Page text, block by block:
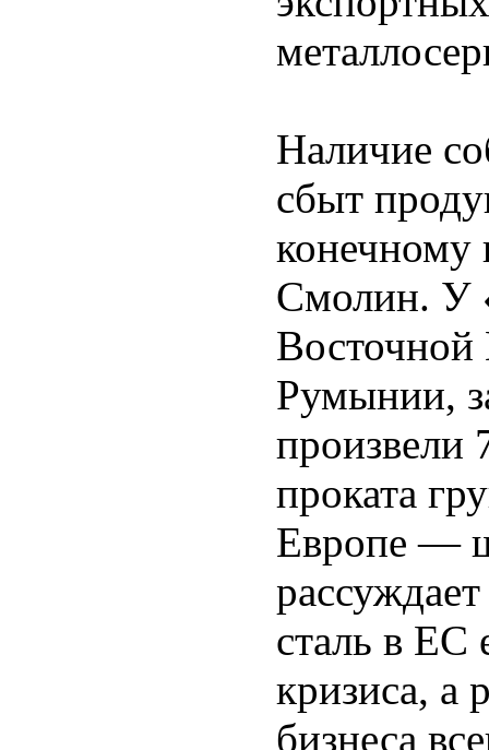
Наличие
сбыт
конечному
Смолин. У
Восточной
Румынии,
произвели
проката
Европе —
сталь в ЕС
кризиса, а
бизнеса